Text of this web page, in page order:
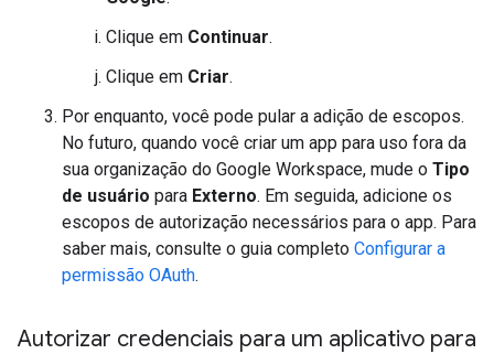
Clique em Continuar.
Clique em Criar.
Por enquanto, você pode pular a adição de escopos.
No futuro, quando você criar um app para uso fora da
sua organização do Google Workspace, mude o Tipo
de usuário para Externo. Em seguida, adicione os
escopos de autorização necessários para o app. Para
saber mais, consulte o guia completo Configurar a
permissão OAuth.
Autorizar credenciais para um aplicativo para